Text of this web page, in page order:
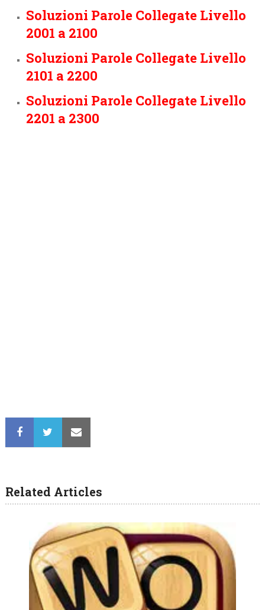
Soluzioni Parole Collegate Livello
2001 a 2100
Soluzioni Parole Collegate Livello
2101 a 2200
Soluzioni Parole Collegate Livello
2201 a 2300
Related Articles